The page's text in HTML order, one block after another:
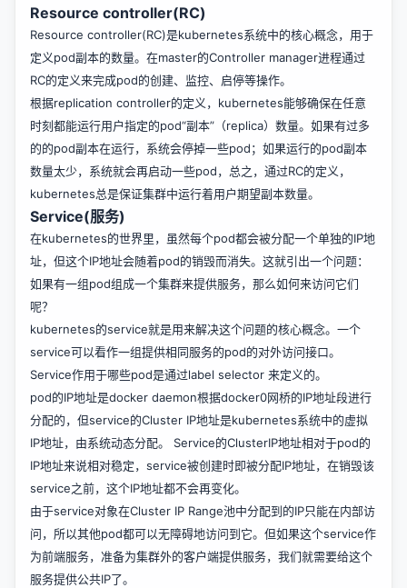
Resource controller(RC)
Resource controller(RC)是kubernetes系统中的核心概念，用于
定义pod副本的数量。在master的Controller manager进程通过
RC的定义来完成pod的创建、监控、启停等操作。
根据replication controller的定义，kubernetes能够确保在任意
时刻都能运行用户指定的pod“副本”（replica）数量。如果有过多
的的pod副本在运行，系统会停掉一些pod；如果运行的pod副本
数量太少，系统就会再启动一些pod，总之，通过RC的定义，
kubernetes总是保证集群中运行着用户期望副本数量。
Service(服务)
在kubernetes的世界里，虽然每个pod都会被分配一个单独的IP地
址，但这个IP地址会随着pod的销毁而消失。这就引出一个问题：
如果有一组pod组成一个集群来提供服务，那么如何来访问它们
呢？
kubernetes的service就是用来解决这个问题的核心概念。一个
service可以看作一组提供相同服务的pod的对外访问接口。
Service作用于哪些pod是通过label selector 来定义的。
pod的IP地址是docker daemon根据docker0网桥的IP地址段进行
分配的，但service的Cluster IP地址是kubernetes系统中的虚拟
IP地址，由系统动态分配。 Service的ClusterIP地址相对于pod的
IP地址来说相对稳定，service被创建时即被分配IP地址，在销毁该
service之前，这个IP地址都不会再变化。
由于service对象在Cluster IP Range池中分配到的IP只能在内部访
问，所以其他pod都可以无障碍地访问到它。但如果这个service作
为前端服务，准备为集群外的客户端提供服务，我们就需要给这个
服务提供公共IP了。